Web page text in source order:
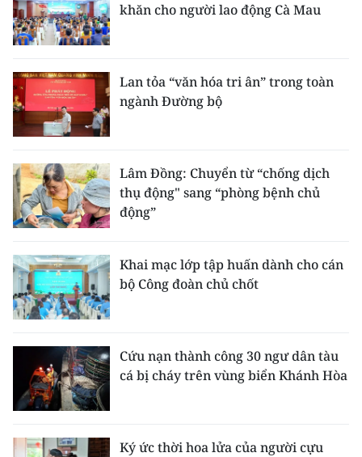
khăn cho người lao động Cà Mau
Lan tỏa “văn hóa tri ân” trong toàn
ngành Đường bộ
Lâm Đồng: Chuyển từ “chống dịch
thụ động" sang “phòng bệnh chủ
động”
Khai mạc lớp tập huấn dành cho cán
bộ Công đoàn chủ chốt
Cứu nạn thành công 30 ngư dân tàu
cá bị cháy trên vùng biển Khánh Hòa
Ký ức thời hoa lửa của người cựu